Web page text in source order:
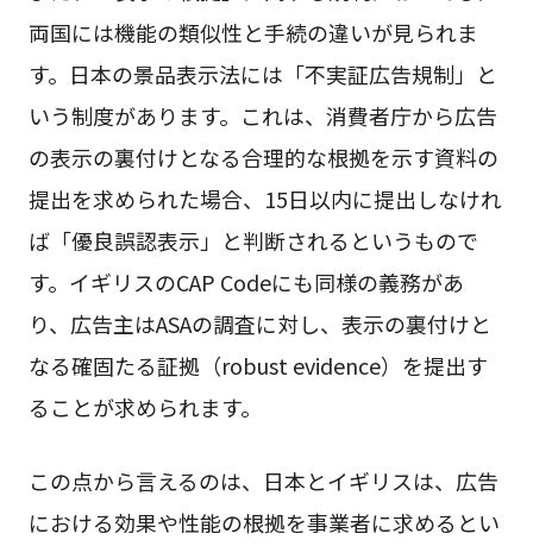
両国には機能の類似性と手続の違いが見られま
す。日本の景品表示法には「不実証広告規制」と
いう制度があります。これは、消費者庁から広告
の表示の裏付けとなる合理的な根拠を示す資料の
提出を求められた場合、15日以内に提出しなけれ
ば「優良誤認表示」と判断されるというもので
す。イギリスのCAP Codeにも同様の義務があ
り、広告主はASAの調査に対し、表示の裏付けと
なる確固たる証拠（robust evidence）を提出す
ることが求められます。
この点から言えるのは、日本とイギリスは、広告
における効果や性能の根拠を事業者に求めるとい